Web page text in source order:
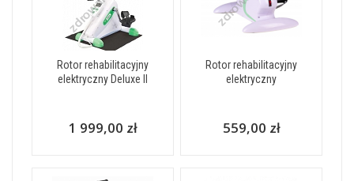
Rotor rehabilitacyjny
elektryczny Deluxe II
1 999,00 zł
Rotor rehabilitacyjny
elektryczny
559,00 zł